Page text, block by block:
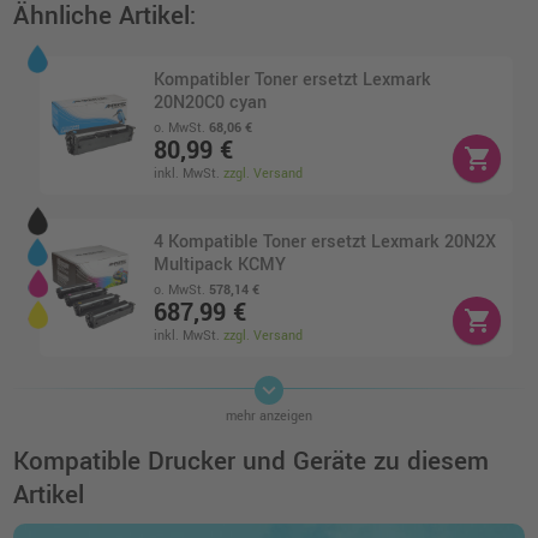
Ähnliche Artikel:
Kompatibler Toner ersetzt Lexmark
20N20C0 cyan
o. MwSt. 68,06 €
80,99 €
inkl. MwSt.zzgl. Versand
shopping_cart
4 Kompatible Toner ersetzt Lexmark 20N2X
Multipack KCMY
o. MwSt. 578,14 €
687,99 €
inkl. MwSt.zzgl. Versand
shopping_cart
4 Kompatible Toner ersetzt Lexmark 20N2H
Multipack KCMY
o. MwSt.
619,99 €
keyboard_arrow_down
mehr anzeigen
Kompatible Drucker und Geräte zu diesem
Artikel